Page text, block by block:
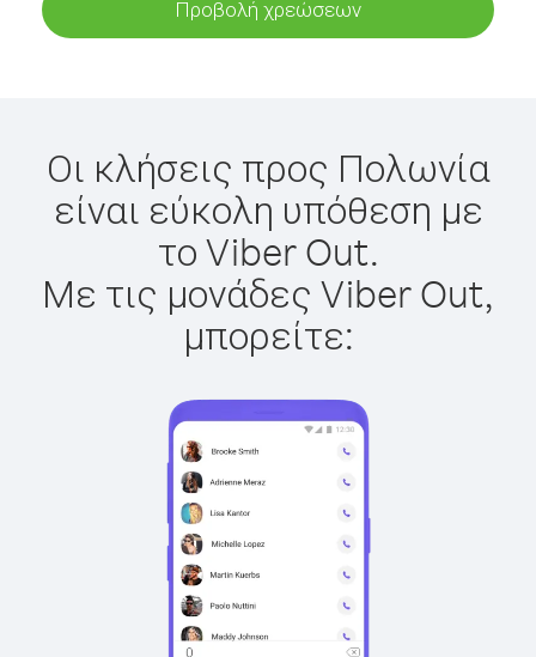
Προβολή χρεώσεων
Οι κλήσεις προς Πολωνία
είναι εύκολη υπόθεση με
το Viber Out.
Με τις μονάδες Viber Out,
μπορείτε: